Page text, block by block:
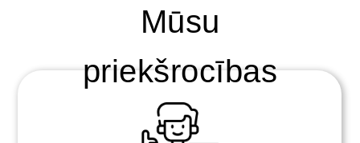
Mūsu
priekšrocības